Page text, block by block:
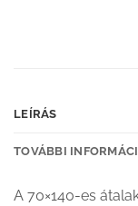
LEÍRÁS
TOVÁBBI
A 70×140-es